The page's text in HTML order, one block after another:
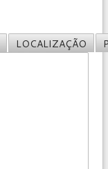
LOCALIZAÇÃO